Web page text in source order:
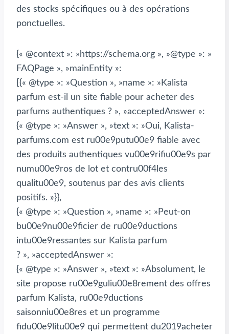
des stocks spécifiques ou à des opérations
ponctuelles.
{« @context »: »https://schema.org », »@type »: »
FAQPage », »mainEntity »:
[{« @type »: »Question », »name »: »Kalista
parfum est-il un site fiable pour acheter des
parfums authentiques ? », »acceptedAnswer »:
{« @type »: »Answer », »text »: »Oui, Kalista-
parfums.com est ru00e9putu00e9 fiable avec
des produits authentiques vu00e9rifiu00e9s par
numu00e9ros de lot et contru00f4les
qualitu00e9, soutenus par des avis clients
positifs. »}},
{« @type »: »Question », »name »: »Peut-on
bu00e9nu00e9ficier de ru00e9ductions
intu00e9ressantes sur Kalista parfum
? », »acceptedAnswer »:
{« @type »: »Answer », »text »: »Absolument, le
site propose ru00e9guliu00e8rement des offres
parfum Kalista, ru00e9ductions
saisonniu00e8res et un programme
fidu00e9litu00e9 qui permettent du2019acheter